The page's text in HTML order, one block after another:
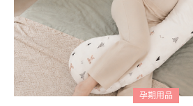
孕期用品